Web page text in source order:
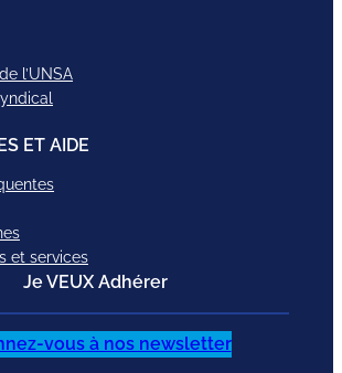
l’UNSA
ET AIDE
et services
Je VEUX Adhérer
vous à nos newsletter